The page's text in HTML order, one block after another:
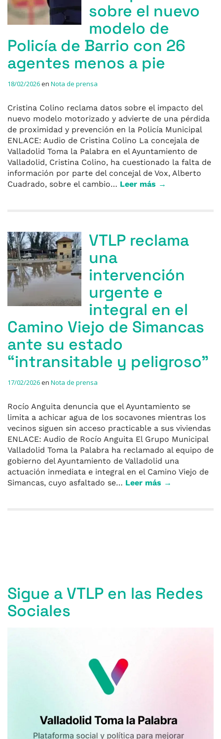
sobre el nuevo
modelo de
Policía de Barrio con 26
agentes menos a pie
18/02/2026en Nota de prensa
Cristina Colino reclama datos sobre el impacto del
nuevo modelo motorizado y advierte de una pérdida
de proximidad y prevención en la Policía Municipal
ENLACE: Audio de Cristina Colino La concejala de
Valladolid Toma la Palabra en el Ayuntamiento de
Valladolid, Cristina Colino, ha cuestionado la falta de
información por parte del concejal de Vox, Alberto
Cuadrado, sobre el cambio… Leer más →
VTLP reclama
una
intervención
urgente e
integral en el
Camino Viejo de Simancas
ante su estado
“intransitable y peligroso”
17/02/2026en Nota de prensa
Rocío Anguita denuncia que el Ayuntamiento se
limita a achicar agua de los socavones mientras los
vecinos siguen sin acceso practicable a sus viviendas
ENLACE: Audio de Rocío Anguita El Grupo Municipal
Valladolid Toma la Palabra ha reclamado al equipo de
gobierno del Ayuntamiento de Valladolid una
actuación inmediata e integral en el Camino Viejo de
Simancas, cuyo asfaltado se… Leer más →
Sigue a VTLP en las Redes
Sociales